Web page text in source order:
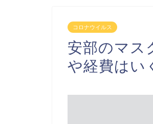
コロナウイルス
安部のマス
や経費はい